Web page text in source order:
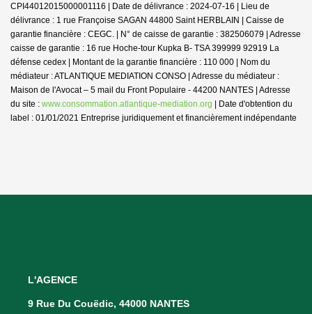
CPI44012015000001116 | Date de délivrance : 2024-07-16 | Lieu de
délivrance : 1 rue Françoise SAGAN 44800 Saint HERBLAIN | Caisse de
garantie financière : CEGC. | N° de caisse de garantie : 382506079 | Adresse
caisse de garantie : 16 rue Hoche-tour Kupka B- TSA 399999 92919 La
défense cedex | Montant de la garantie financière : 110 000 | Nom du
médiateur : ATLANTIQUE MEDIATION CONSO | Adresse du médiateur :
Maison de l'Avocat – 5 mail du Front Populaire - 44200 NANTES | Adresse
du site : www.consommation.atlantique-mediation.org | Date d'obtention du
label : 01/01/2021 Entreprise juridiquement et financièrement indépendante
L'AGENCE
9 Rue Du Couëdic, 44000 NANTES